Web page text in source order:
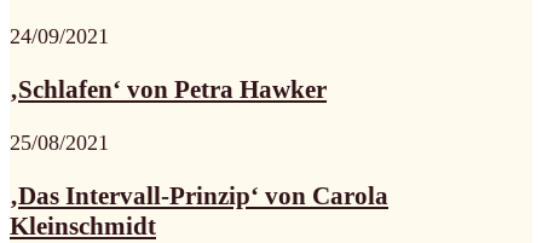
24/09/2021
‚Schlafen‘ von Petra Hawker
25/08/2021
‚Das Intervall-Prinzip‘ von Carola
Kleinschmidt